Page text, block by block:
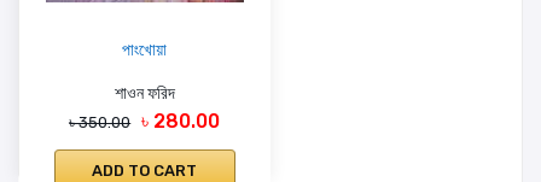
পাংখোয়া
শাওন ফরিদ
৳ 350.00 ৳ 280.00
ADD TO CART